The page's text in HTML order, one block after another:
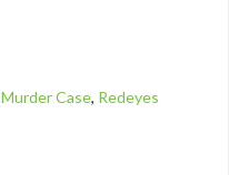
Murder Case, Redeyes